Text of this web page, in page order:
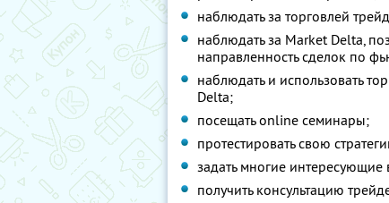
наблюдать за торговлей
наблюдать за Market Delta,
направленность сделок по
наблюдать и использовать
Delta;
посещать online семинары;
протестировать свою
задать многие
получить консультацию